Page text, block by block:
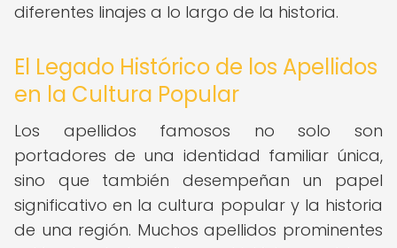
diferentes linajes a lo largo de la historia.
El Legado Histórico de los Apellidos
en la Cultura Popular
Los apellidos famosos no solo son
portadores de una identidad familiar única,
sino que también desempeñan un papel
significativo en la cultura popular y la historia
de una región. Muchos apellidos prominentes